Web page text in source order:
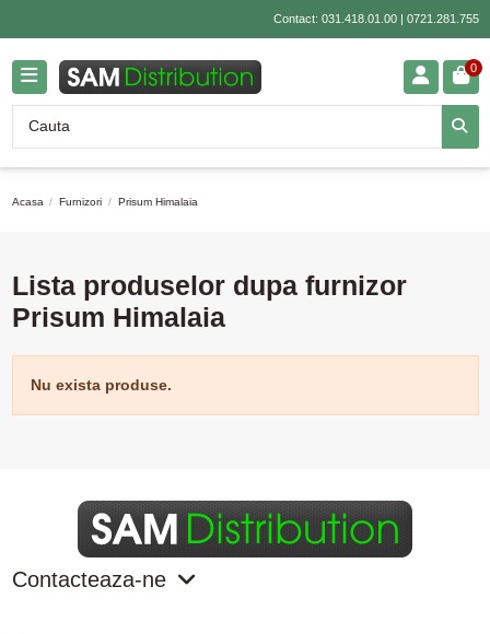
Contact: 031.418.01.00| 0721.281.755
0
Acasa Furnizori Prisum Himalaia
Lista produselor dupa furnizor
Prisum Himalaia
Nu exista produse.
Contacteaza-ne